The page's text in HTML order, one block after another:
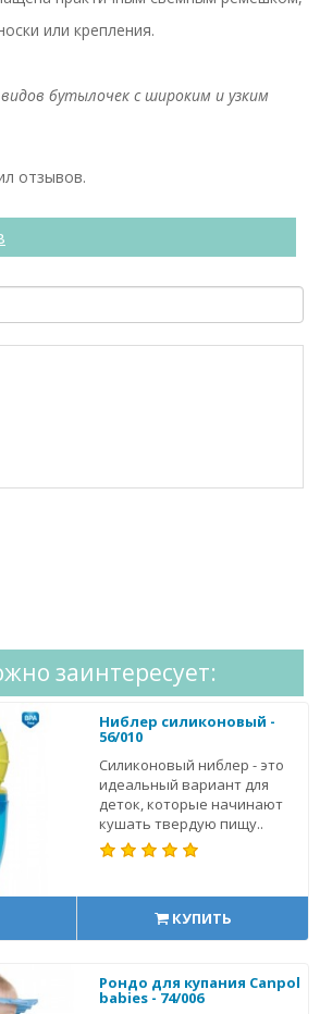
или крепления.
бутылочек с широким и узким
отзывов.
заинтересует:
Ниблер силиконовый -
56/010
Силиконовый ниблер - это
идеальный вариант для
деток, которые начинают
кушать твердую пищу..
КУПИТЬ
Рондо для купания Canpol
babies - 74/006